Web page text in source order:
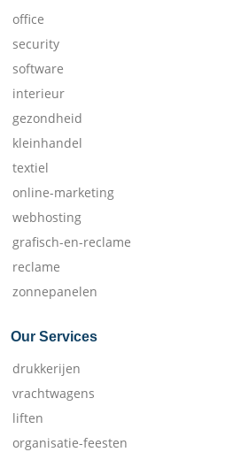
office
security
software
interieur
gezondheid
kleinhandel
textiel
online-marketing
webhosting
grafisch-en-reclame
reclame
zonnepanelen
Our Services
drukkerijen
vrachtwagens
liften
organisatie-feesten